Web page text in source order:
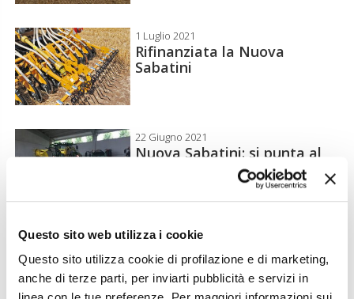
Questo sito web utilizza i cookie
Questo sito utilizza cookie di profilazione e di marketing,
anche di terze parti, per inviarti pubblicità e servizi in
1 Luglio 2021
Rifinanziata la Nuova
Sabatini
22 Giugno 2021
Nuova Sabatini: si punta al
rifinanziamento
25 Settembre 2019
Novità per la legge Sabatini